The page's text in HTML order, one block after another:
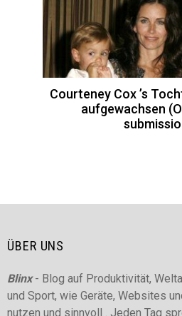
Courteney Cox ’s
aufgewachsen
ÜBER UNS
Blinx- Blog auf Produktivität,
und Sport, wie Geräte, Websites
nutzen und sinnvoll . Jeden Tag